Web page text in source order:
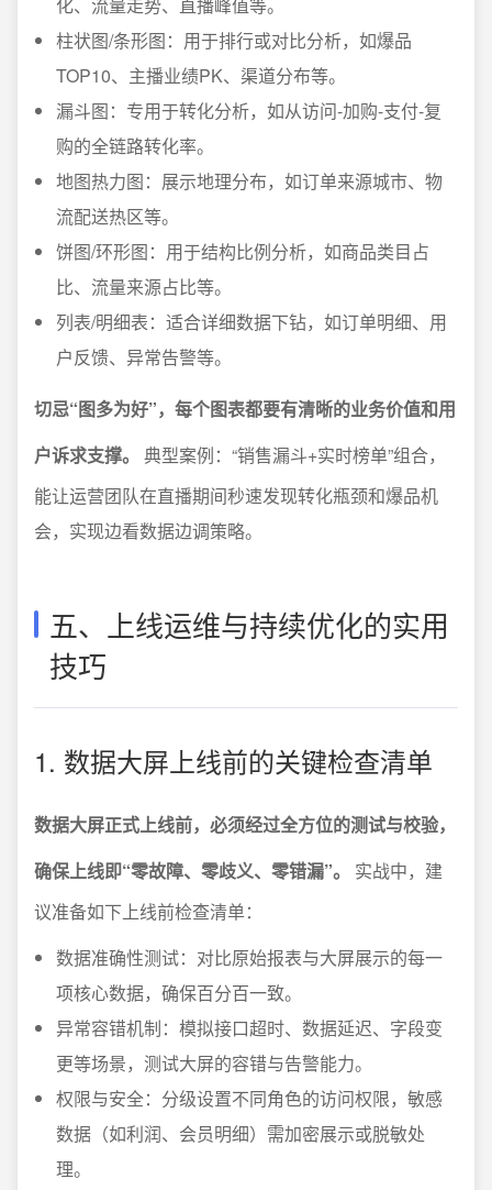
化、流量走势、直播峰值等。
柱状图/条形图：用于排行或对比分析，如爆品
TOP10、主播业绩PK、渠道分布等。
漏斗图：专用于转化分析，如从访问-加购-支付-复
购的全链路转化率。
地图热力图：展示地理分布，如订单来源城市、物
流配送热区等。
饼图/环形图：用于结构比例分析，如商品类目占
比、流量来源占比等。
列表/明细表：适合详细数据下钻，如订单明细、用
户反馈、异常告警等。
切忌“图多为好”，每个图表都要有清晰的业务价值和用
户诉求支撑。
典型案例：“销售漏斗+实时榜单”组合，
能让运营团队在直播期间秒速发现转化瓶颈和爆品机
会，实现边看数据边调策略。
五、上线运维与持续优化的实用
技巧
1. 数据大屏上线前的关键检查清单
数据大屏正式上线前，必须经过全方位的测试与校验，
确保上线即“零故障、零歧义、零错漏”。
实战中，建
议准备如下上线前检查清单：
数据准确性测试：对比原始报表与大屏展示的每一
项核心数据，确保百分百一致。
异常容错机制：模拟接口超时、数据延迟、字段变
更等场景，测试大屏的容错与告警能力。
权限与安全：分级设置不同角色的访问权限，敏感
数据（如利润、会员明细）需加密展示或脱敏处
理。